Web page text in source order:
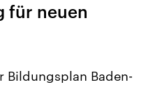
für neuen
Bildungsplan Baden-